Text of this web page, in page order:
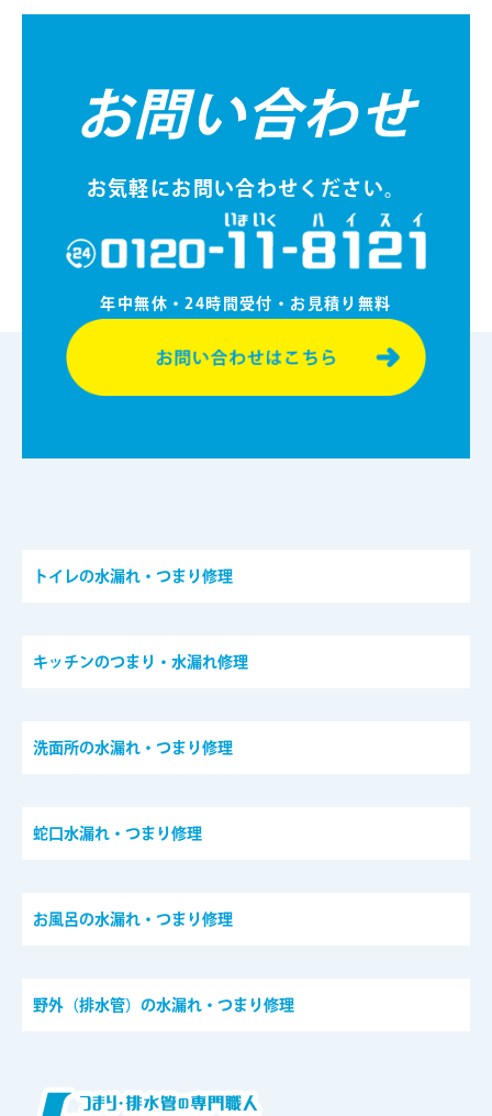
お問い合わせ
お気軽にお問い合わせください。
年中無休・24時間受付・お⾒積り無料
トイレの水漏れ・つまり修理
キッチンのつまり・水漏れ修理
洗面所の水漏れ・つまり修理
蛇口水漏れ・つまり修理
お風呂の水漏れ・つまり修理
野外（排水管）の水漏れ・つまり修理